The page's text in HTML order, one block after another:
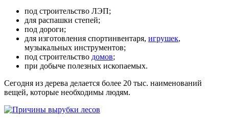
под строительство ЛЭП;
для распашки степей;
под дороги;
для изготовления спортинвентаря, игрушек,
музыкальных инструментов;
под строительство домов;
при добыче полезных ископаемых.
Сегодня из дерева делается более 20 тыс. наименований
вещей, которые необходимы людям.